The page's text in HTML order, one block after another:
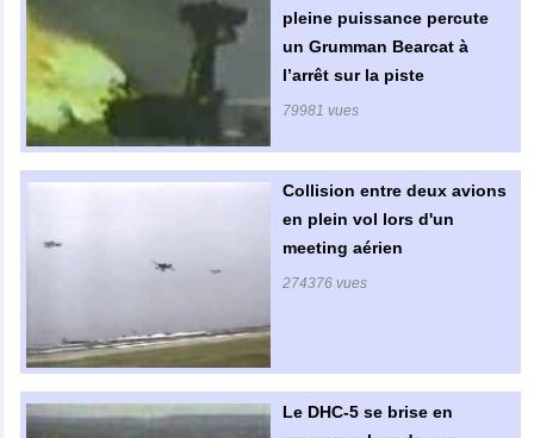
pleine puissance percute
un Grumman Bearcat à
l’arrêt sur la piste
79981 vues
Collision entre deux avions
en plein vol lors d'un
meeting aérien
274376 vues
Le DHC-5 se brise en